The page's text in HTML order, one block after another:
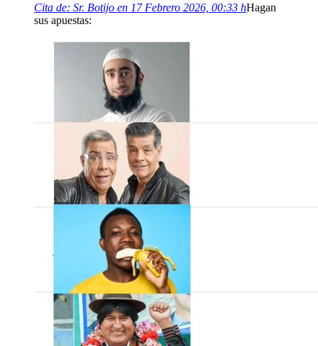
Cita de: Sr. Botijo en 17 Febrero 2026, 00:33 hHagan
sus apuestas: